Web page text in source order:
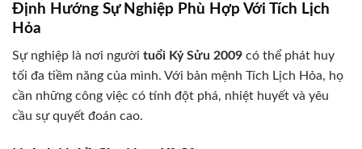
Định Hướng Sự Nghiệp Phù Hợp Với Tích Lịch
Hỏa
Sự nghiệp là nơi người tuổi Kỷ Sửu 2009 có thể phát huy
tối đa tiềm năng của mình. Với bản mệnh Tích Lịch Hỏa, họ
cần những công việc có tính đột phá, nhiệt huyết và yêu
cầu sự quyết đoán cao.